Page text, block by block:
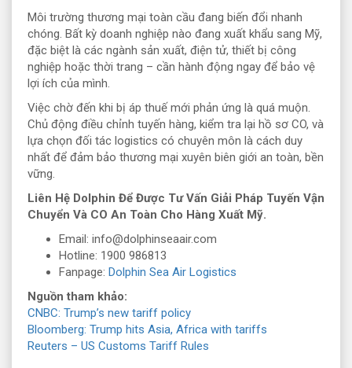
Môi trường thương mại toàn cầu đang biến đổi nhanh
chóng. Bất kỳ doanh nghiệp nào đang xuất khẩu sang Mỹ,
đặc biệt là các ngành sản xuất, điện tử, thiết bị công
nghiệp hoặc thời trang – cần hành động ngay để bảo vệ
lợi ích của mình.
Việc chờ đến khi bị áp thuế mới phản ứng là quá muộn.
Chủ động điều chỉnh tuyến hàng, kiểm tra lại hồ sơ CO, và
lựa chọn đối tác logistics có chuyên môn là cách duy
nhất để đảm bảo thương mại xuyên biên giới an toàn, bền
vững.
Liên Hệ Dolphin Để Được Tư Vấn Giải Pháp Tuyến Vận
Chuyển Và CO An Toàn Cho Hàng Xuất Mỹ.
Email: info@dolphinseaair.com
Hotline: 1900 986813
Fanpage: Dolphin Sea Air Logistics
Nguồn tham khảo:
CNBC: Trump’s new tariff policy
Bloomberg: Trump hits Asia, Africa with tariffs
Reuters – US Customs Tariff Rules